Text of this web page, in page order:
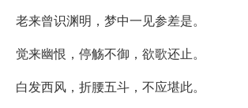
老来曾识渊明，梦中一见参差是。
觉来幽恨，停觞不御，欲歌还止。
白发西风，折腰五斗，不应堪此。